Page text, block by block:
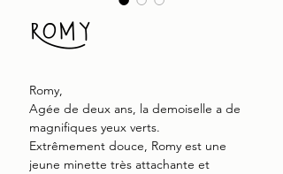
Romy
Romy,
Agée de deux ans, la demoiselle a de
magnifiques yeux verts.
Extrêmement douce, Romy est une
jeune minette très attachante et